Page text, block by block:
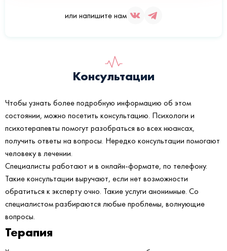
или напишите нам
Консультации
Чтобы узнать более подробную информацию об этом
состоянии, можно посетить консультацию. Психологи и
психотерапевты помогут разобраться во всех нюансах,
получить ответы на вопросы. Нередко консультации помогают
человеку в лечении.
Специалисты работают и в онлайн-формате, по телефону.
Такие консультации выручают, если нет возможности
обратиться к эксперту очно. Такие услуги анонимные. Со
специалистом разбираются любые проблемы, волнующие
вопросы.
Терапия